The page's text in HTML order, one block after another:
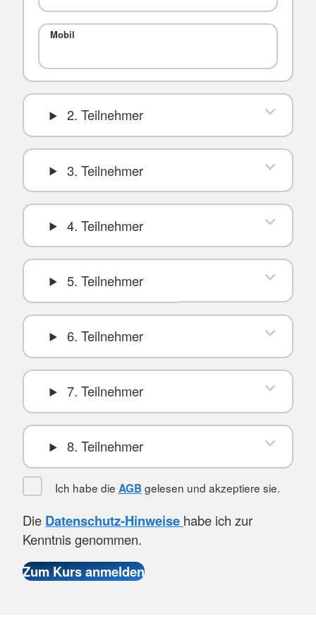
Mobil
2. Teilnehmer
3. Teilnehmer
4. Teilnehmer
5. Teilnehmer
6. Teilnehmer
7. Teilnehmer
8. Teilnehmer
Ich habe die AGB gelesen und akzeptiere sie.
Die Datenschutz-Hinweise habe ich zur
Kenntnis genommen.